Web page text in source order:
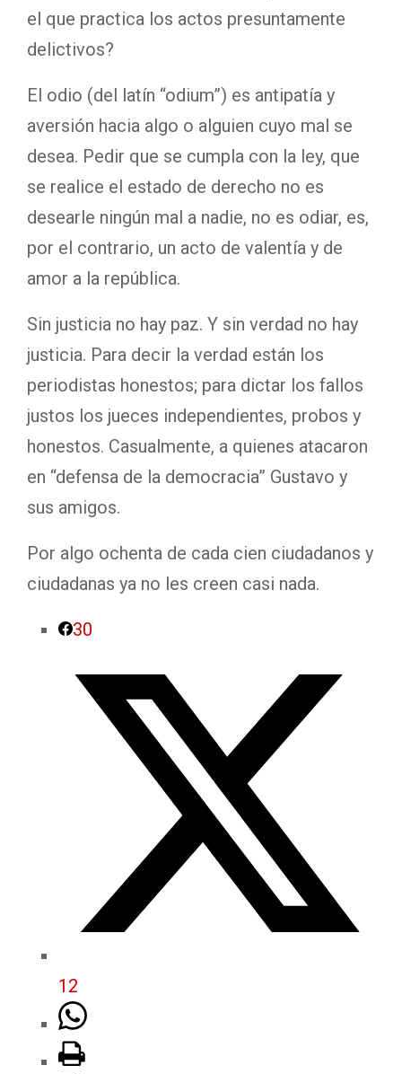
el que practica los actos presuntamente
delictivos?
El odio (del latín “odium”) es antipatía y
aversión hacia algo o alguien cuyo mal se
desea. Pedir que se cumpla con la ley, que
se realice el estado de derecho no es
desearle ningún mal a nadie, no es odiar, es,
por el contrario, un acto de valentía y de
amor a la república.
Sin justicia no hay paz. Y sin verdad no hay
justicia. Para decir la verdad están los
periodistas honestos; para dictar los fallos
justos los jueces independientes, probos y
honestos. Casualmente, a quienes atacaron
en “defensa de la democracia” Gustavo y
sus amigos.
Por algo ochenta de cada cien ciudadanos y
ciudadanas ya no les creen casi nada.
30
12